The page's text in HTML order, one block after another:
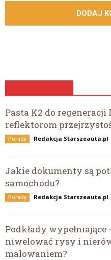
Pasta K2 do
reflektorom
Porady Redakcja Starszeauta.pl
Jakie dokumenty są
samochodu?
Porady Redakcja Starszeauta.pl
Podkłady
niwelować rysy i
malowaniem?